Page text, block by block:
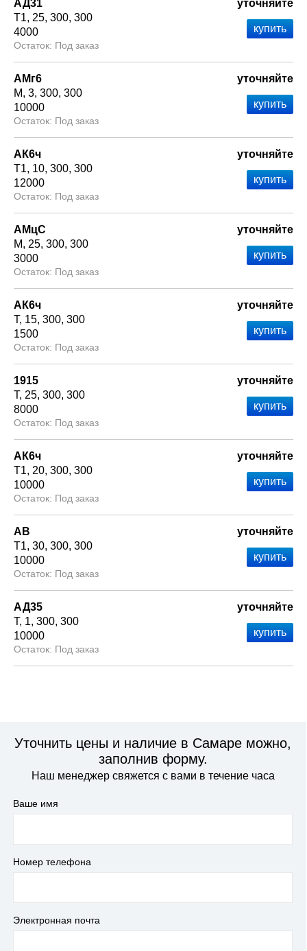
АД31
Т1 25 300 300
4000
Под заказ
уточняйте
АМг6
М 3 300 300
10000
Под заказ
уточняйте
АК6ч
Т1 10 300 300
12000
Под заказ
уточняйте
АМцС
М
25 300 300
3000
Под заказ
уточняйте
АК6ч
Т 15 300 300
1500
Под заказ
уточняйте
1915
Т 25 300 300
8000
Под заказ
уточняйте
АК6ч
Т1 20 300 300
10000
Под заказ
уточняйте
АВ
Т1 30 300 300
10000
Под заказ
уточняйте
АД35
Т 1 300 300
10000
Под заказ
уточняйте
Уточнить цены и наличие в Самаре можно,
заполнив форму.
Наш менеджер свяжется с вами в течение часа
Ваше имя
Номер телефона
Электронная почта